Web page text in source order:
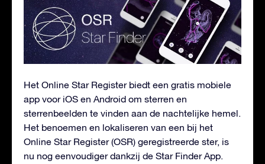
Het Online Star Register biedt een gratis mobiele
app voor iOS en Android om sterren en
sterrenbeelden te vinden aan de nachtelijke hemel.
Het benoemen en lokaliseren van een bij het
Online Star Register (OSR) geregistreerde ster, is
nu nog eenvoudiger dankzij de Star Finder App.